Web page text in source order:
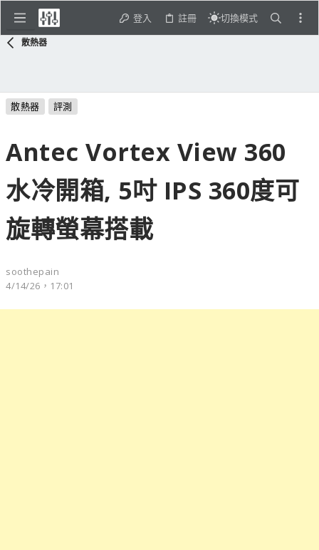
登入 註冊 切換模式
散熱器
散熱器 評測
Antec Vortex View 360
水冷開箱, 5吋 IPS 360度可
旋轉螢幕搭載
soothepain
4/14/26，17:01